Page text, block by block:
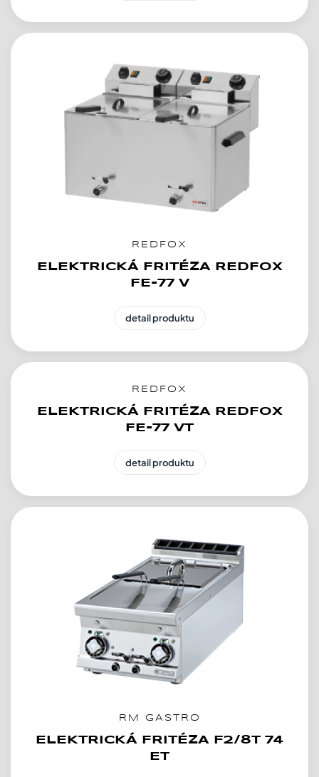
REDFOX
ELEKTRICKÁ FRITÉZA REDFOX
FE-77 V
detail produktu
REDFOX
ELEKTRICKÁ FRITÉZA REDFOX
FE-77 VT
detail produktu
RM GASTRO
ELEKTRICKÁ FRITÉZA F2/8T 74
ET